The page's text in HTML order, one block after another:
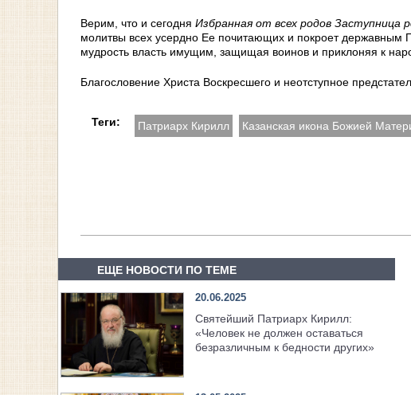
Верим, что и сегодня Избранная от всех родов Заступница
молитвы всех усердно Ее почитающих и покроет державным
мудрость власть имущим, защищая воинов и приклоняя к
Благословение Христа Воскресшего и неотступное
Теги: Патриарх Кирилл Казанская икона Божией
ЕЩЕ НОВОСТИ ПО ТЕМЕ
20.06.2025
Святейший Патриарх Кирилл:
«Человек не должен оставаться
безразличным к бедности других»